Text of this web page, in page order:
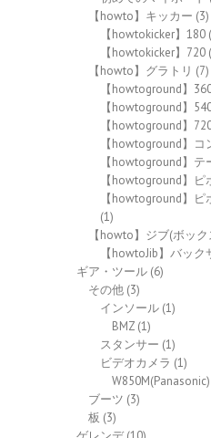
【howto】キッカー (3)
【howtokicker】180
【howtokicker】720
【howto】グラトリ (7)
【howtoground】
【howtoground】
【howtoground】
【howtoground】コ
【howtoground】テ
【howtoground】ピ
【howtoground】
(1)
【howto】ジブ(ボッ
【howtoJib】バック
ギア・ツール (6)
その他 (3)
インソール (1)
BMZ (1)
スタンサー (1)
ビデオカメラ (1)
W850M(Panasonic)
ブーツ (3)
板 (3)